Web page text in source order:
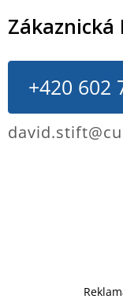
Zákaznická
+420 602